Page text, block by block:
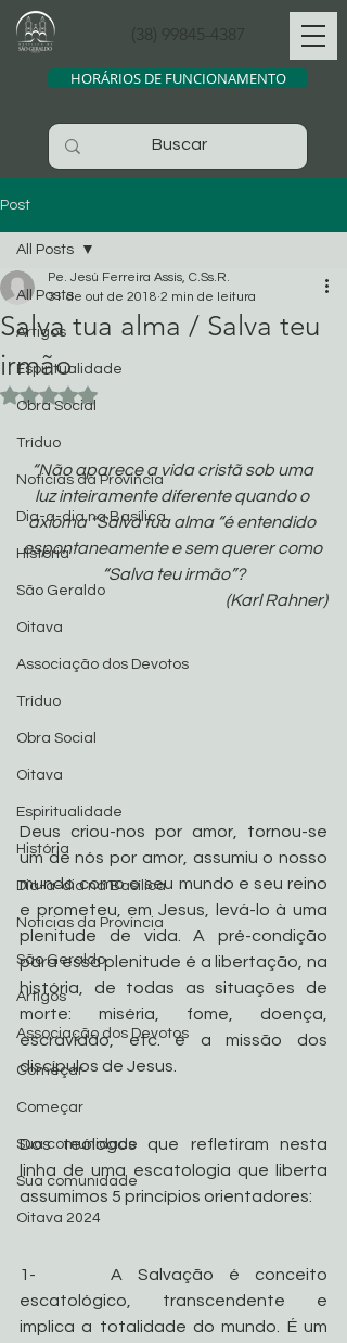
(38) 99845-4387
HORÁRIOS DE FUNCIONAMENTO
Post
All Posts
Artigos
Espiritualidade
Obra Social
Tríduo
Noticias da Província
Dia-a-dia na Basílica
História
São Geraldo
Oitava
Associação dos Devotos
Tríduo
Obra Social
Oitava
Espiritualidade
História
Dia-a-dia na Basílica
Noticias da Província
São Geraldo
Artigos
Associação dos Devotos
Começar
Começar
Sua comunidade
Sua comunidade
Oitava 2024
All Posts
Salva tua alma / Salva teu
irmão
Pe. Jesú Ferreira Assis, C.Ss.R.
31 de out de 2018 2 min de leitura
Avaliado com NaN de 5 estrelas.
“Não aparece a vida cristã sob uma
luz inteiramente diferente quando o
axioma “Salva tua alma “é entendido
espontaneamente e sem querer como
“Salva teu irmão”?
(Karl Rahner)
Deus criou-nos por amor, tornou-se
um de nós por amor, assumiu o nosso
mundo como o seu mundo e seu reino
e prometeu, em Jesus, levá-lo à uma
plenitude de vida. A pré-condição
para essa plenitude é a libertação, na
história, de todas as situações de
morte: miséria, fome, doença,
escravidão, etc. é a missão dos
discípulos de Jesus.
Dos teólogos que refletiram nesta
linha de uma escatologia que liberta
assumimos 5 princípios orientadores:
1-     A Salvação é conceito
escatológico, transcendente e
implica a totalidade do mundo. É um